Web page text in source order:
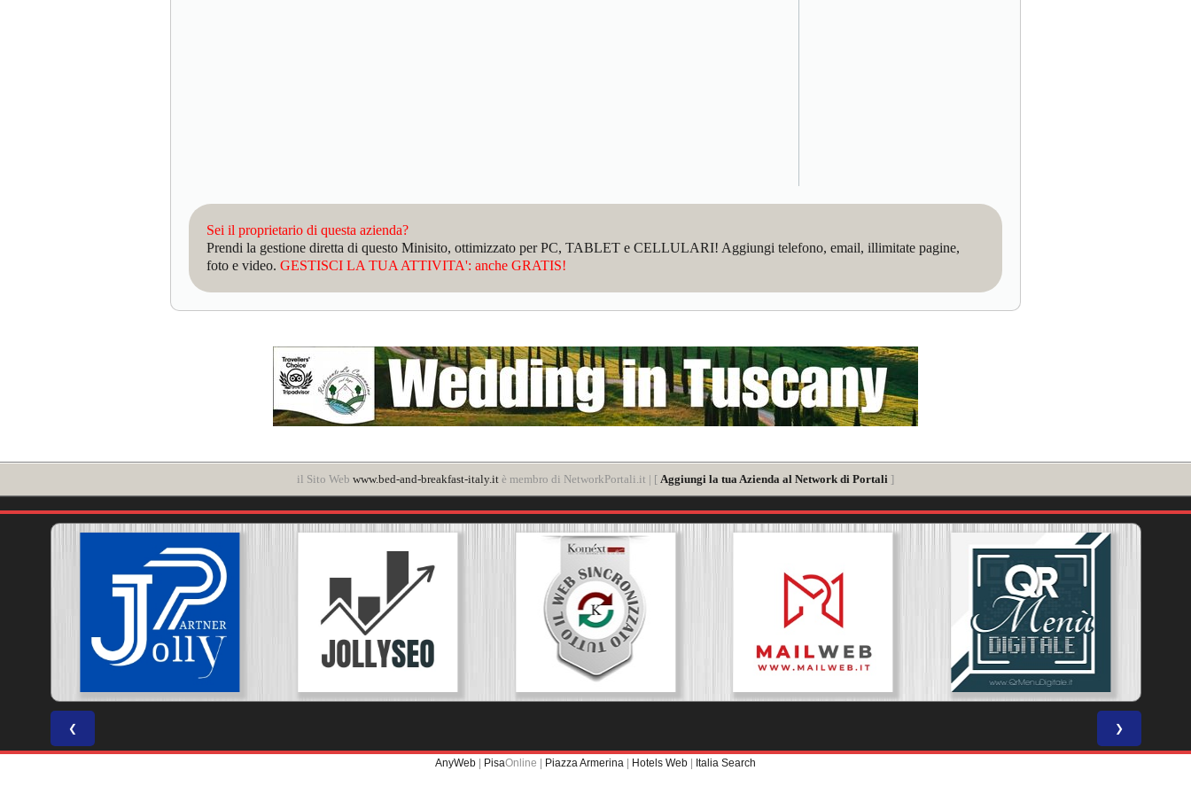
Sei il proprietario di questa azienda?
Prendi la gestione diretta di questo Minisito, ottimizzato per PC, TABLET e CELLULARI! Aggiungi telefono, email, illimitate pagine,
foto e video. GESTISCI LA TUA ATTIVITA': anche GRATIS!
il Sito Web www.bed-and-breakfast-italy.it è membro di NetworkPortali.it | [ Aggiungi la tua Azienda al Network di Portali ]
❮ ❯
AnyWeb | PisaOnline | Piazza Armerina | Hotels Web | Italia Search